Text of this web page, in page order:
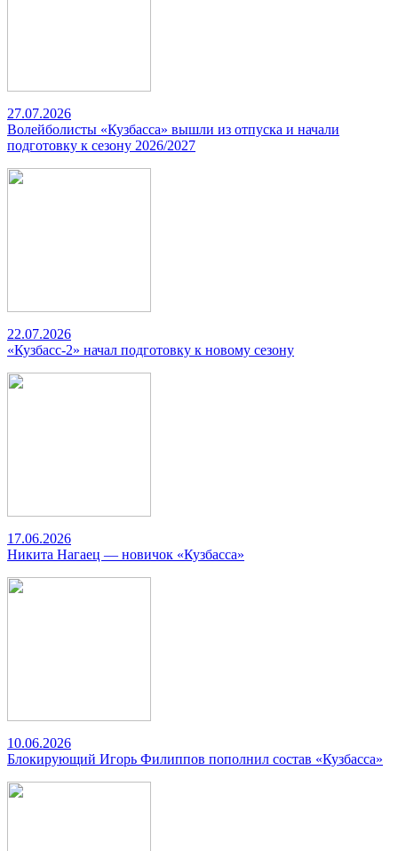
27.07.2026
Волейболисты «Кузбасса» вышли из отпуска и начали
подготовку к сезону 2026/2027
22.07.2026
«Кузбасс-2» начал подготовку к новому сезону
17.06.2026
Никита Нагаец — новичок «Кузбасса»
10.06.2026
Блокирующий Игорь Филиппов пополнил состав «Кузбасса»